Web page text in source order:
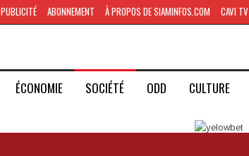
PUBLICITÉ ABONNEMENT À PROPOS DE SIAMINFOS.COM CAVI TV
ÉCONOMIE SOCIÉTÉ ODD CULTURE